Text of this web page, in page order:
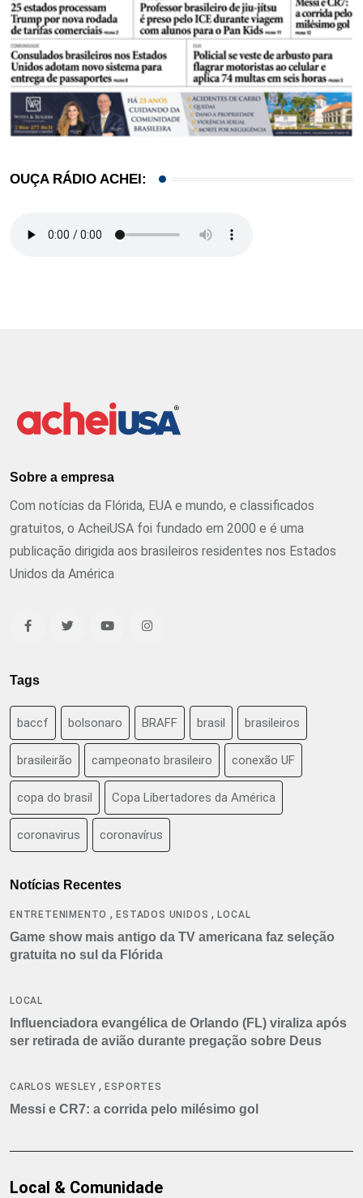
OUÇA RÁDIO ACHEI:
Sobre a empresa
Com notícias da Flórida, EUA e mundo, e classificados
gratuitos, o AcheiUSA foi fundado em 2000 e é uma
publicação dirigida aos brasileiros residentes nos Estados
Unidos da América
Tags
baccf bolsonaro BRAFF brasil brasileiros
brasileirão campeonato brasileiro conexão UF
copa do brasil Copa Libertadores da América
coronavirus coronavírus
Notícias Recentes
ENTRETENIMENTO ,ESTADOS UNIDOS ,LOCAL
Game show mais antigo da TV americana faz seleção
gratuita no sul da Flórida
LOCAL
Influenciadora evangélica de Orlando (FL) viraliza após
ser retirada de avião durante pregação sobre Deus
CARLOS WESLEY ,ESPORTES
Messi e CR7: a corrida pelo milésimo gol
Local & Comunidade